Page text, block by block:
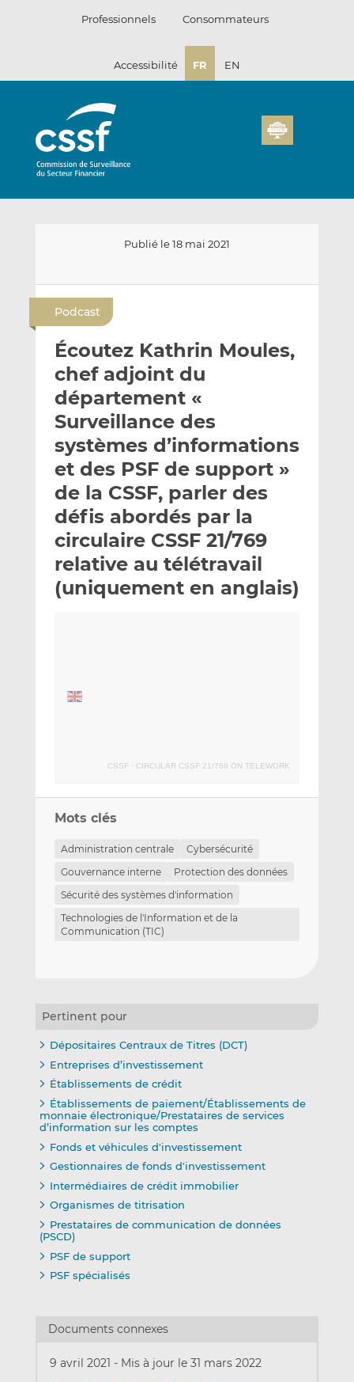
Professionnels Consommateurs
Accessibilité FR EN
Publié le 18 mai 2021
y
e
r
p
a
r
e
m
a
i
l
a
g
r
s
u
r
L
i
n
k
e
d
I
a
g
e
r
s
u
F
a
c
e
b
o
o
Podcast
Écoutez Kathrin Moules,
chef adjoint du
département «
Surveillance des
systèmes d’informations
et des PSF de support »
de la CSSF, parler des
défis abordés par la
circulaire CSSF 21/769
relative au télétravail
(uniquement en anglais)
CSSF· CIRCULAR CSSF 21/769 ON TELEWORK
Mots clés
Administration centrale
Cybersécurité
Gouvernance interne
Protection des données
Sécurité des systèmes d'information
Technologies de l'Information et de la
Communication (TIC)
Pertinent pour
Dépositaires Centraux de Titres (DCT)
Entreprises d’investissement
Établissements de crédit
Établissements de paiement/Établissements de
monnaie électronique/Prestataires de services
d’information sur les comptes
Fonds et véhicules d'investissement
Gestionnaires de fonds d'investissement
Intermédiaires de crédit immobilier
Organismes de titrisation
Prestataires de communication de données
(PSCD)
PSF de support
PSF spécialisés
Documents connexes
9 avril 2021 - Mis à jour le 31 mars 2022